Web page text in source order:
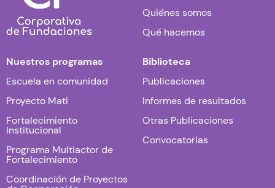
Quiénes somos
Qué hacemos
Nuestros programas
Escuela en comunidad
Proyecto Mati
Fortalecimiento
Institucional
Programa Multiactor de
Fortalecimiento
Coordinación de Proyectos
Biblioteca
Publicaciones
Informes de resultados
Otras Publicaciones
Convocatorias